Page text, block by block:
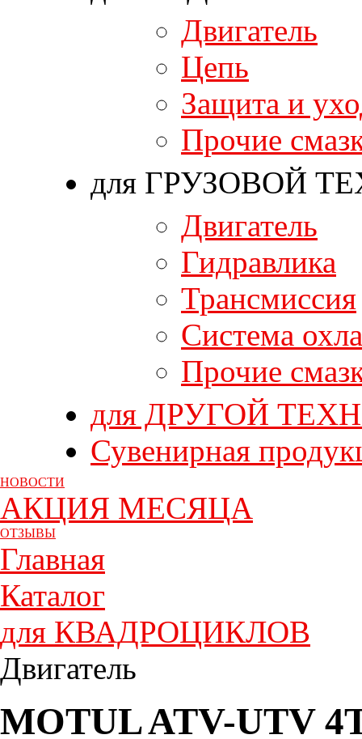
Двигатель
Цепь
Защита и
Прочие
для ГРУЗОВОЙ
Двигатель
Гидравлика
Трансмиссия
Система
Прочие
для ДРУГОЙ
Сувенирная
НОВОСТИ
АКЦИЯ МЕСЯЦА
ОТЗЫВЫ
Главная
Каталог
для КВАДРОЦИКЛОВ
Двигатель
MOTUL ATV-UTV